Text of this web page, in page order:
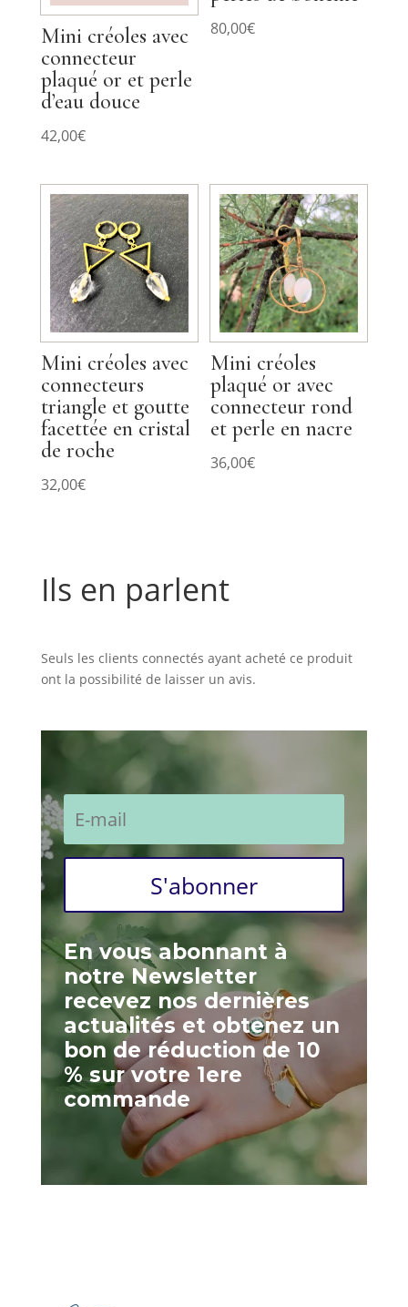
Mini créoles avec
connecteur
plaqué or et perle
d’eau douce
42,00€
80,00€
Mini créoles avec
connecteurs
triangle et goutte
facettée en cristal
de roche
32,00€
Mini créoles
plaqué or avec
connecteur rond
et perle en nacre
36,00€
Ils en parlent
Seuls les clients connectés ayant acheté ce produit
ont la possibilité de laisser un avis.
S'abonner
En vous abonnant à
notre Newsletter
recevez nos dernières
actualités et obtenez un
bon de réduction de 10
% sur votre 1ere
commande